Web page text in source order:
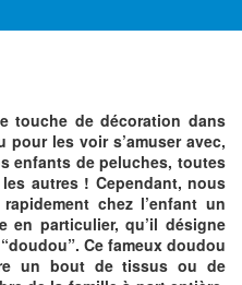
touche de décoration dans
les voir s’amuser avec,
enfants de peluches, toutes
autres ! Cependant, nous
chez l’enfant un
en particulier, qu’il désigne
Ce fameux doudou
un bout de tissus ou de